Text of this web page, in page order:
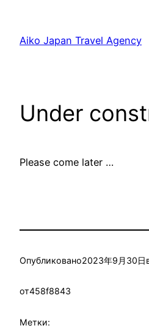
содержимому
Aiko Japan Travel Agency
Under
Please come later …
Опубликовано2023年9月30日
от458f8843
Метки: